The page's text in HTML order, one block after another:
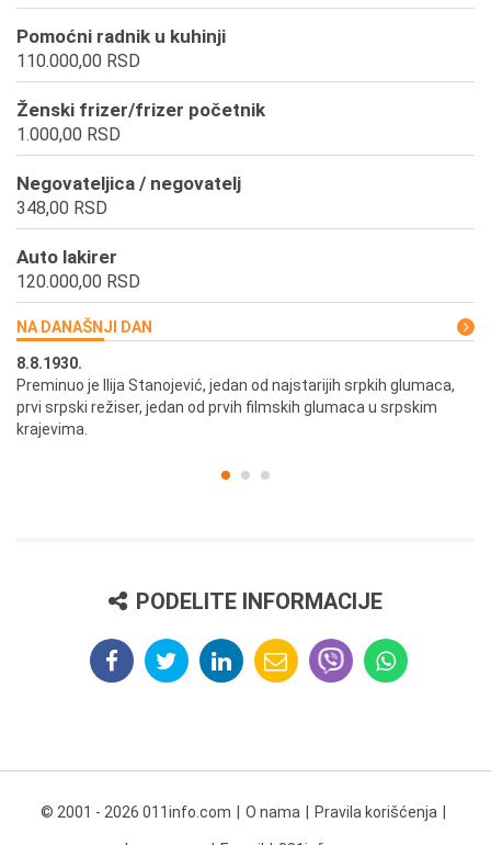
Pomoćni radnik u kuhinji
110.000,00 RSD
Ženski frizer/frizer početnik
1.000,00 RSD
Negovateljica / negovatelj
348,00 RSD
Auto lakirer
120.000,00 RSD
NA DANAŠNJI DAN
8.8.1930.
Preminuo je Ilija Stanojević, jedan od najstarijih srpkih glumaca,
prvi srpski režiser, jedan od prvih filmskih glumaca u srpskim
krajevima.
PODELITE INFORMACIJE
© 2001 - 2026 011info.com O nama Pravila korišćenja